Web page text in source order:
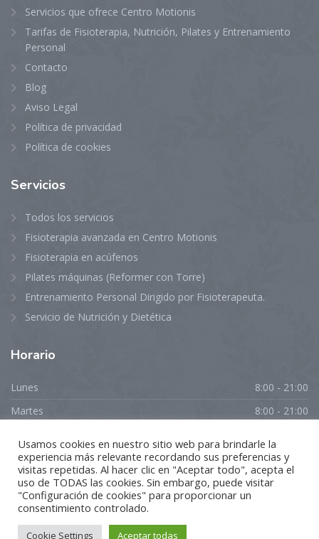
Servicios que ofrece Centro Motionis
Tarifas de Fisioterapia, Nutrición, Pilates y Entrenamiento
Personal
Contacto
Blog
Aviso Legal
Política de privacidad
Política de cookies
Servicios
Todos los servicios
Fisioterapia avanzada en Centro Motionis
Fisioterapia en acúfenos
Pilates máquinas (Reformer con Torre)
Entrenamiento Personal Dirigido por Fisioterapeuta.
Servicio de Nutrición y Dietética
Horario
Lunes
8:00 - 21:00
Martes
8:00 - 21:00
Jueves
8:00 - 21:00
Viernes
8:00 - 21:00
Sábado
Domingo
Usamos cookies en nuestro sitio web para brindarle la
experiencia más relevante recordando sus preferencias y
visitas repetidas. Al hacer clic en "Aceptar todo", acepta el
uso de TODAS las cookies. Sin embargo, puede visitar
"Configuración de cookies" para proporcionar un
consentimiento controlado.
Cookie Settings Aceptar todas